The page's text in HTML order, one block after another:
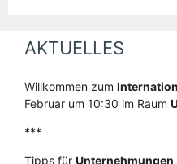
AKTUELLES
Willkommen zum
Februar um 10:30 im Raum
***
Tipps für Unternehmungen